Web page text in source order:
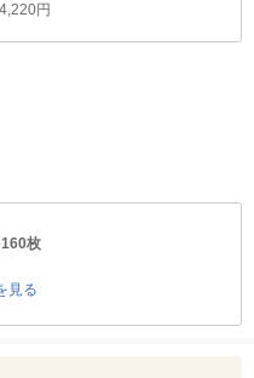
4,220円
枚
見る